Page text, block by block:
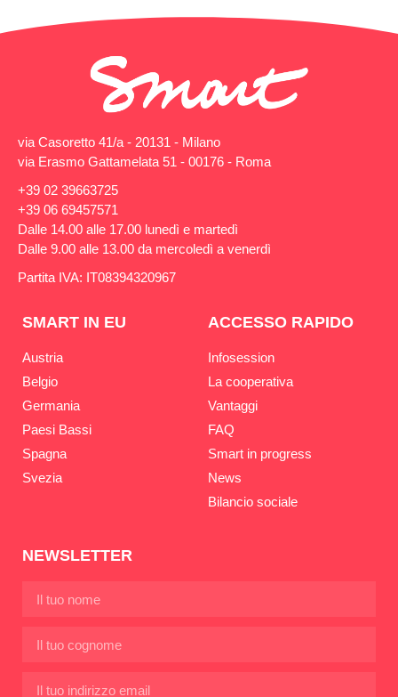
via Casoretto 41/a - 20131 - Milano
via Erasmo Gattamelata 51 - 00176 - Roma
+39 02 39663725
+39 06 69457571
Dalle 14.00 alle 17.00 lunedì e martedì
Dalle 9.00 alle 13.00 da mercoledì a venerdì
Partita IVA: IT08394320967
SMART IN EU
Austria
Belgio
Germania
Paesi Bassi
Spagna
Svezia
ACCESSO RAPIDO
Infosession
La cooperativa
Vantaggi
FAQ
Smart in progress
News
Bilancio sociale
NEWSLETTER